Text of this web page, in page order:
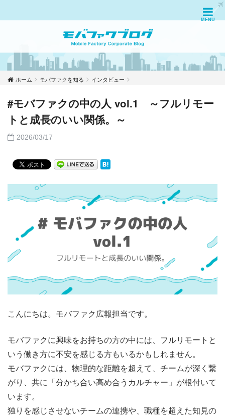
ホーム モバファクを知る インタビュー
#モバファクの中の人 vol.1 ～フルリモー
トと成長のいい関係。～
2026/03/17
こんにちは。モバファク広報担当です。
モバファクに興味をお持ちの方の中には、フルリモートと
いう働き方に不安を感じる方もいるかもしれません。
モバファクには、物理的な距離を超えて、チームが深く繋
がり、共に「分かち合い高め合うカルチャー」が根付いて
います。
独りを感じさせないチームの連携や、職種を超えた知見の